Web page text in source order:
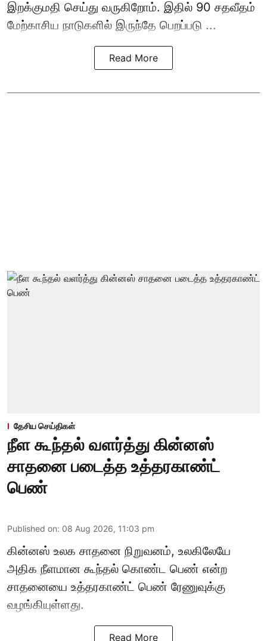
இறக்குமதி செய்து வருகிறோம். இதில் 90 சதவீதம்
மேற்காசிய நாடுகளில் இருந்தே பெறப்படு ...
Read More
தேசிய செய்திகள்
நீள கூந்தல் வளர்த்து கின்னஸ்
சாதனை படைத்த உத்தரகாண்ட்
பெண்
Published on: 08 Aug 2026, 11:03 pm
கின்னஸ் உலக சாதனை நிறுவனம், உலகிலேயே
அதிக நீளமான கூந்தல் கொண்ட பெண் என்ற
சாதனையை உத்தரகாண்ட் பெண் ரேணுவுக்கு
வழங்கியுள்ளது.
Read More